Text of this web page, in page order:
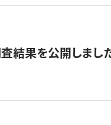
結果を公開しまし